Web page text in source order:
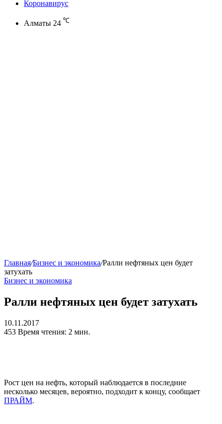
Коронавирус
Алматы 24 ℃
Главная/Бизнес и экономика/Ралли нефтяных цен будет
затухать
Бизнес и экономика
Ралли нефтяных цен будет затухать
10.11.2017
453 Время чтения: 2 мин.
Рост цен на нефть, который наблюдается в последние
несколько месяцев, вероятно, подходит к концу, сообщает
ПРАЙМ.